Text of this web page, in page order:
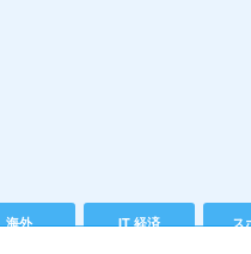
海外 IT 経済 ス